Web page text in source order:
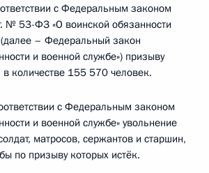
с Федеральным законом
№ 53-ФЗ «О воинской обязанности
– Федеральный закон
и военной службе») призыву
в количестве 155 570 человек.
с Федеральным законом
и военной службе» увольнение
матросов, сержантов и старшин,
по призыву которых истёк.